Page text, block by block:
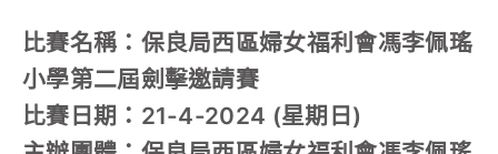
比賽名稱：保良局西區婦女福利會馮李佩瑤
小學第二屆劍擊邀請賽
比賽日期：21-4-2024 (星期日)